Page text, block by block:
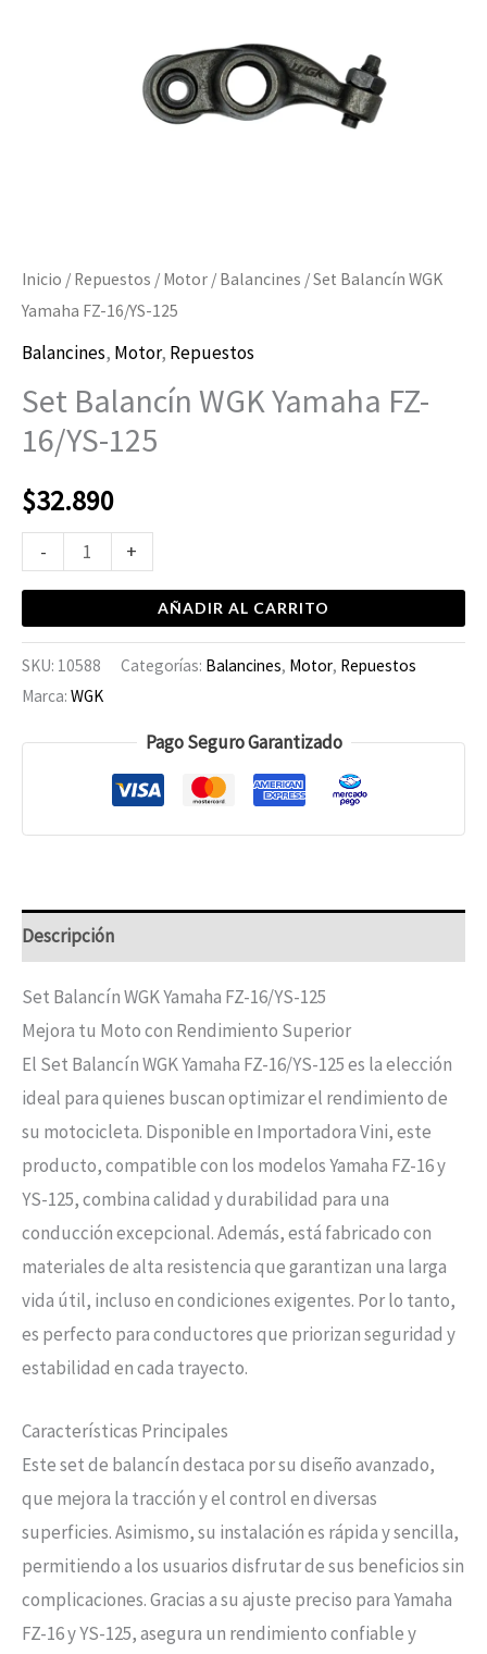
Inicio / Repuestos / Motor / Balancines / Set Balancín WGK
Yamaha FZ-16/YS-125
Balancines, Motor, Repuestos
Set Balancín WGK Yamaha FZ-
16/YS-125
$32.890
- +
AÑADIR AL CARRITO
SKU: 10588 Categorías: Balancines, Motor, Repuestos
Marca: WGK
Pago Seguro Garantizado
Descripción
Set Balancín WGK Yamaha FZ-16/YS-125
Mejora tu Moto con Rendimiento Superior
El Set Balancín WGK Yamaha FZ-16/YS-125 es la elección
ideal para quienes buscan optimizar el rendimiento de
su motocicleta. Disponible en Importadora Vini, este
producto, compatible con los modelos Yamaha FZ-16 y
YS-125, combina calidad y durabilidad para una
conducción excepcional. Además, está fabricado con
materiales de alta resistencia que garantizan una larga
vida útil, incluso en condiciones exigentes. Por lo tanto,
es perfecto para conductores que priorizan seguridad y
estabilidad en cada trayecto.
Características Principales
Este set de balancín destaca por su diseño avanzado,
que mejora la tracción y el control en diversas
superficies. Asimismo, su instalación es rápida y sencilla,
permitiendo a los usuarios disfrutar de sus beneficios sin
complicaciones. Gracias a su ajuste preciso para Yamaha
FZ-16 y YS-125, asegura un rendimiento confiable y